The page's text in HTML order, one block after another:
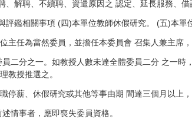
解聘、不續聘、資遣原因之 認定、延長服務、
鑑相關事項 (四)本單位教師休假研究。 (五)本
主任為當然委員，並擔任本委員會 召集人兼主席
二分之一。如教授人數未達全體委員二分 之一
教授推選之。
停薪、休假研究或其他等事由期 間達三個月以上
情事者，應即喪失委員資格。